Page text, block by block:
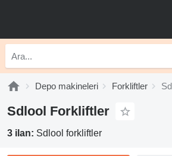
Depo makineleri Forkliftler
Sdlool Forkliftler
3 ilan: Sdlool forkliftler